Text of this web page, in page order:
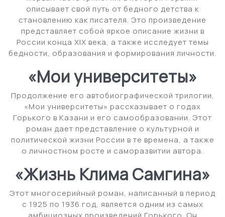
описывает свой путь от бедного детства к
становлению как писателя. Это произведение
представляет собой яркое описание жизни в
России конца XIX века, а также исследует темы
бедности, образования и формирования личности.
«Мои университеты»
Продолжение его автобиографической трилогии,
«Мои университеты» рассказывает о годах
Горького в Казани и его самообразовании. Этот
роман дает представление о культурной и
политической жизни России в те времена, а также
о личностном росте и саморазвитии автора.
«Жизнь Клима Самгина»
Этот многосерийный роман, написанный в период
с 1925 по 1936 год, является одним из самых